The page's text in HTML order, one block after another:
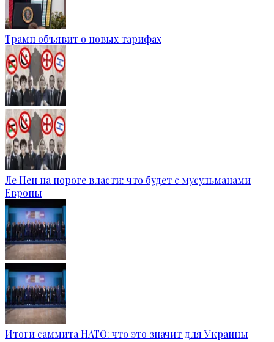
Трамп объявит о новых тарифах
Ле Пен на пороге власти: что будет с мусульманами
Европы
Итоги саммита НАТО: что это значит для Украины